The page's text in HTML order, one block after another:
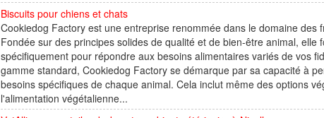
Biscuits pour chiens et chats
Cookiedog Factory est une entreprise renommée dans le domaine des
Fondée sur des principes solides de qualité et de bien-être animal,
spécifiquement pour répondre aux besoins alimentaires variés de vos
gamme standard, Cookiedog Factory se démarque par sa capacité à
besoins spécifiques de chaque animal. Cela inclut même des options
l'alimentation végétalienne...